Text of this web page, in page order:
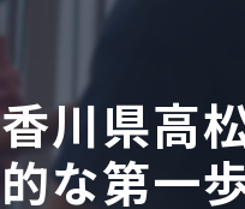
川県高
な第一